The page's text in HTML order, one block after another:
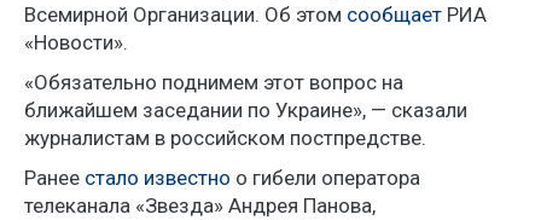
Всемирной Организации. Об этом сообщает РИА
«Новости».
«Обязательно поднимем этот вопрос на
ближайшем заседании по Украине», — сказали
журналистам в российском постпредстве.
Ранее стало известно о гибели оператора
телеканала «Звезда» Андрея Панова,